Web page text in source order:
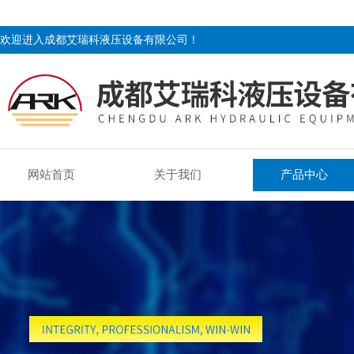
欢迎进入成都艾瑞科液压设备有限公司！
网站首页 关于我们 产品中心